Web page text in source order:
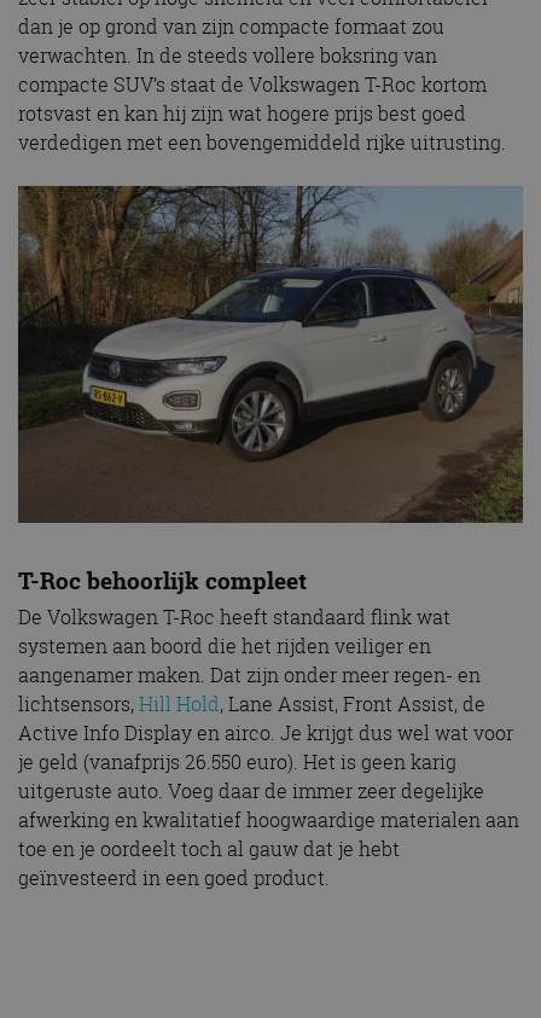
dan je op grond van zijn compacte formaat zou
verwachten. In de steeds vollere boksring van
compacte SUV’s staat de Volkswagen T-Roc kortom
rotsvast en kan hij zijn wat hogere prijs best goed
verdedigen met een bovengemiddeld rijke uitrusting.
T-Roc behoorlijk compleet
De Volkswagen T-Roc heeft standaard flink wat
systemen aan boord die het rijden veiliger en
aangenamer maken. Dat zijn onder meer regen- en
lichtsensors, Hill Hold, Lane Assist, Front Assist, de
Active Info Display en airco. Je krijgt dus wel wat voor
je geld (vanafprijs 26.550 euro). Het is geen karig
uitgeruste auto. Voeg daar de immer zeer degelijke
afwerking en kwalitatief hoogwaardige materialen aan
toe en je oordeelt toch al gauw dat je hebt
geïnvesteerd in een goed product.